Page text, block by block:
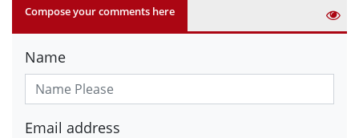
Compose your comments here
Name
Email address